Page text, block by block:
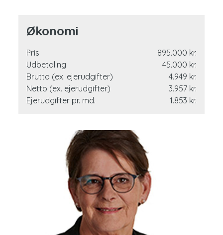
Økonomi
Pris
895.000 kr.
Udbetaling
45.000 kr.
Brutto (ex. ejerudgifter)
4.949 kr.
Netto (ex. ejerudgifter)
3.957 kr.
Ejerudgifter pr. md.
1.853 kr.